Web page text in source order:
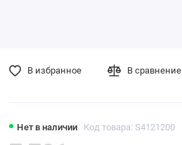
Нет в наличии Код товара: S4121200
В избранное В сравнение